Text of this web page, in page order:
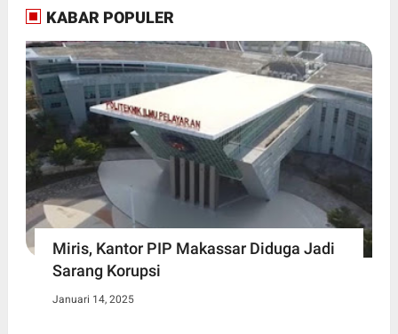
KABAR POPULER
Miris, Kantor PIP Makassar Diduga Jadi
Sarang Korupsi
Januari 14, 2025